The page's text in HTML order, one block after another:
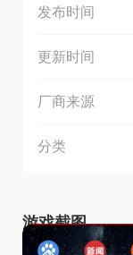
发布时间
更新时间
厂商来源
分类
游戏截图